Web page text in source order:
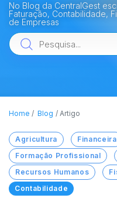
No Blog da CentralGest
Faturação, Contabilidade,
de Empresas
Home Blog Artigo
Agricultura Financeira
Formação Profissional
Recursos Humanos
Contabilidade